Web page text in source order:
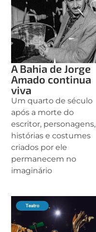
A Bahia de Jorge
Amado continua
viva
Um quarto de século
após a morte do
escritor, personagens,
histórias e costumes
criados por ele
permanecem no
imaginário
Teatro